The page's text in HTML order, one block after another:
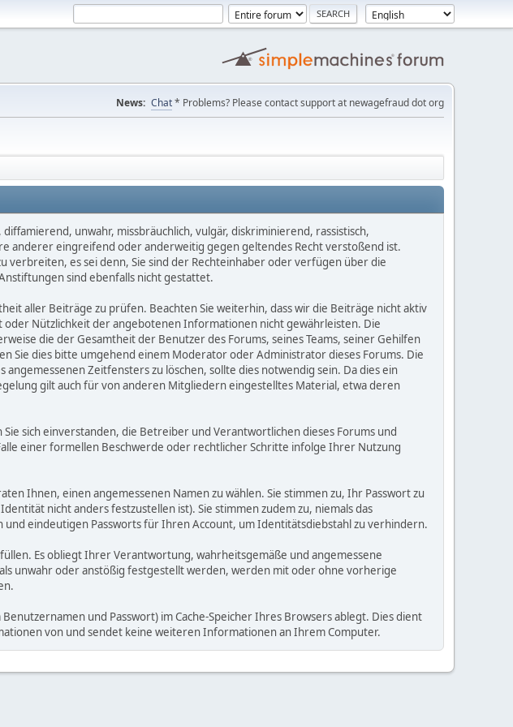
News: Chat* Problems? Please contact support at newagefraud dot org
unwahr, missbräuchlich, vulgär, diskriminierend, rassistisch,
anderer eingreifend oder anderweitig gegen geltendes Recht verstoßend ist.
es sei denn, Sie sind der Rechteinhaber oder verfügen über die
sind ebenfalls nicht gestattet.
aller Beiträge zu prüfen. Beachten Sie weiterhin, dass wir die Beiträge nicht aktiv
Nützlichkeit der angebotenen Informationen nicht gewährleisten. Die
die der Gesamtheit der Benutzer des Forums, seines Teams, seiner Gehilfen
Sie dies bitte umgehend einem Moderator oder Administrator dieses Forums. Die
Zeitfensters zu löschen, sollte dies notwendig sein. Da dies ein
gilt auch für von anderen Mitgliedern eingestelltes Material, etwa deren
sich einverstanden, die Betreiber und Verantwortlichen dieses Forums und
einer formellen Beschwerde oder rechtlicher Schritte infolge Ihrer Nutzung
Ihnen, einen angemessenen Namen zu wählen. Sie stimmen zu, Ihr Passwort zu
nicht anders festzustellen ist). Sie stimmen zudem zu, niemals das
eindeutigen Passworts für Ihren Account, um Identitätsdiebstahl zu verhindern.
Es obliegt Ihrer Verantwortung, wahrheitsgemäße und angemessene
unwahr oder anstößig festgestellt werden, werden mit oder ohne vorherige
und Passwort) im Cache-Speicher Ihres Browsers ablegt. Dies dient
von und sendet keine weiteren Informationen an Ihrem Computer.